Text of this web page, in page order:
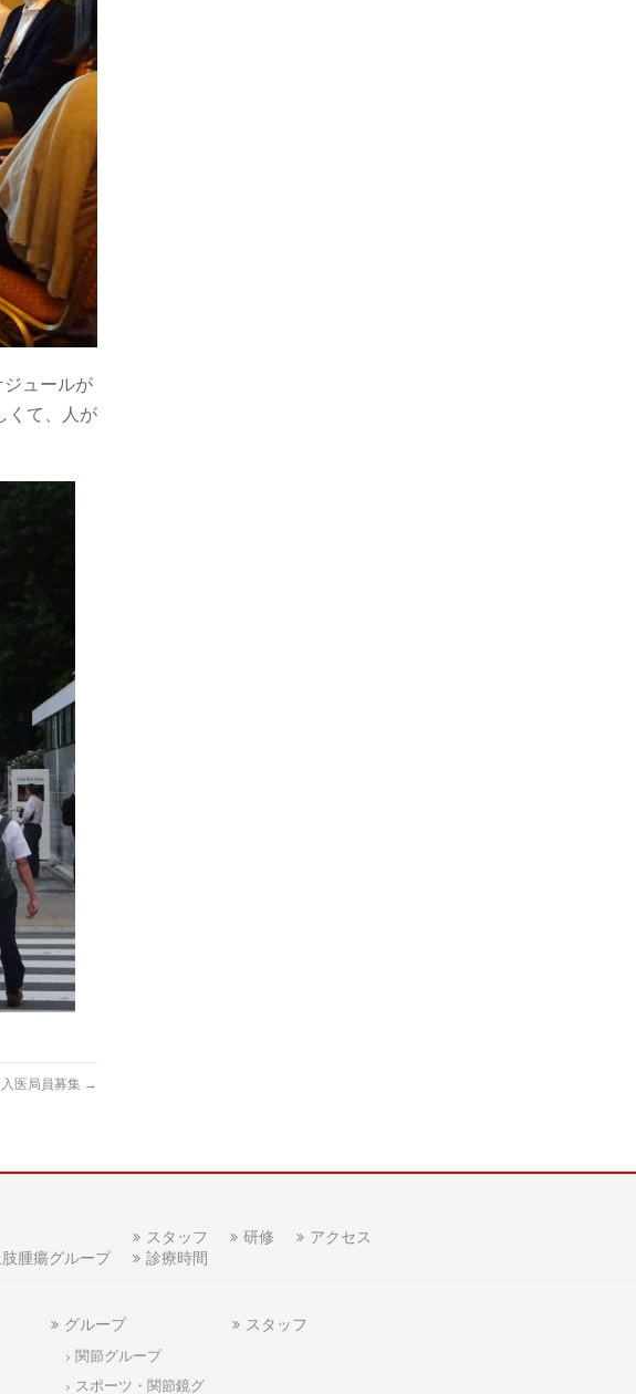
ュールが
くて、人が
医局員募集 →
肢腫瘍グループ
スタッフ 研修
アクセス
診療時間
グループ
関節グループ
スポーツ・関節鏡グ
スタッフ